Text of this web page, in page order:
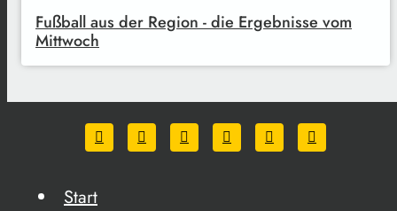
Fußball aus der Region - die Ergebnisse vom
Mittwoch
Start